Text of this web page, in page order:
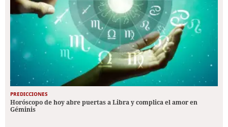
PREDICCIONES
Horóscopo de hoy abre puertas a Libra y complica el amor en
Géminis